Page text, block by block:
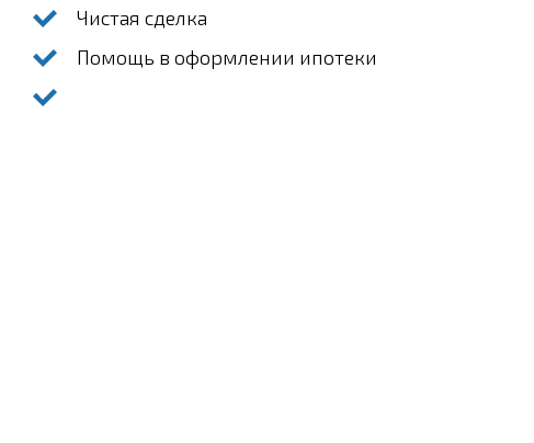
Чистая сделка
Помощь в оформлении ипотеки